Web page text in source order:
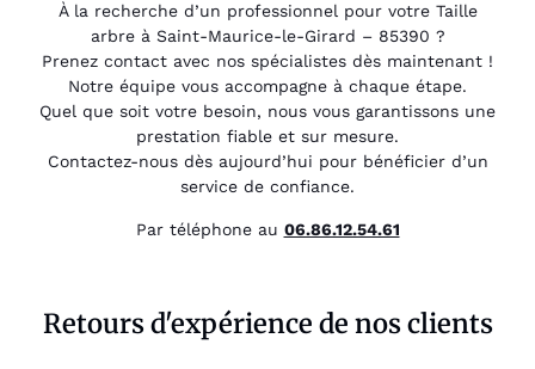
À la recherche d’un professionnel pour votre Taille
arbre à Saint-Maurice-le-Girard – 85390 ?
Prenez contact avec nos spécialistes dès maintenant !
Notre équipe vous accompagne à chaque étape.
Quel que soit votre besoin, nous vous garantissons une
prestation fiable et sur mesure.
Contactez-nous dès aujourd’hui pour bénéficier d’un
service de confiance.
Par téléphone au 06.86.12.54.61
Retours d'expérience de nos clients